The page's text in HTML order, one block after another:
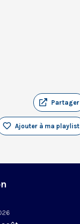
Partager
Ajouter à ma playlist